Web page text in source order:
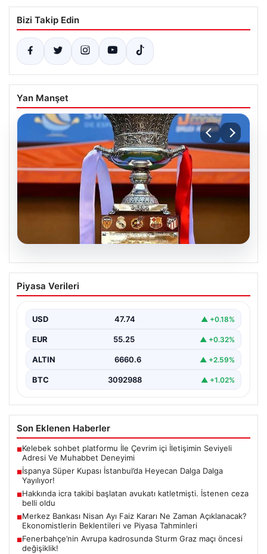
Bizi Takip Edin
Yan Manşet
07.08.2026
İspanya Süper Kupası İstanbul’da
Heyecan Dalga Dalga Yayılıyor!
büyük bir organizasyona ev sahipliği yapmaya
hazırlanıyor. İspanya…
Piyasa Verileri
USD 47.74 ▲ +0.18%
EUR 55.25 ▲ +0.32%
ALTIN 6660.6 ▲ +2.59%
BTC 3092988 ▲ +1.02%
Son Eklenen Haberler
■Kelebek sohbet platformu İle Çevrim içi İletişimin Seviyeli
Adresi Ve Muhabbet Deneyimi
■İspanya Süper Kupası İstanbul’da Heyecan Dalga Dalga
Yayılıyor!
■Hakkında icra takibi başlatan avukatı katletmişti. İstenen ceza
belli oldu
■Merkez Bankası Nisan Ayı Faiz Kararı Ne Zaman Açıklanacak?
Ekonomistlerin Beklentileri ve Piyasa Tahminleri
■Fenerbahçe’nin Avrupa kadrosunda Sturm Graz maçı öncesi
değişiklik!